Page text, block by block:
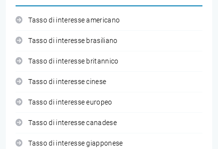
Tasso di interesse americano
Tasso di interesse brasiliano
Tasso di interesse britannico
Tasso di interesse cinese
Tasso di interesse europeo
Tasso di interesse canadese
Tasso di interesse giapponese